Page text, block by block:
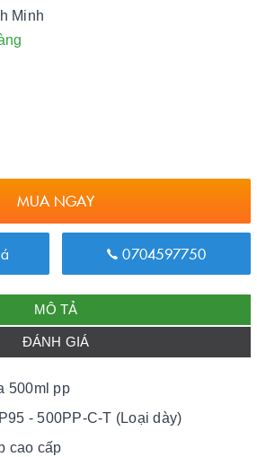
Minh
MUA NGAY
0704597750
MÔ TẢ
ĐÁNH GIÁ
500ml pp
- 500PP-C-T (Loại dày)
cao cấp